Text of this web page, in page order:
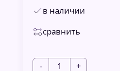
в наличии
сравнить
- 1 +